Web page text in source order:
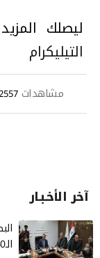
ليصلك
التيليكرام
مشاهدات
آخر الأخـبـار
الـ50